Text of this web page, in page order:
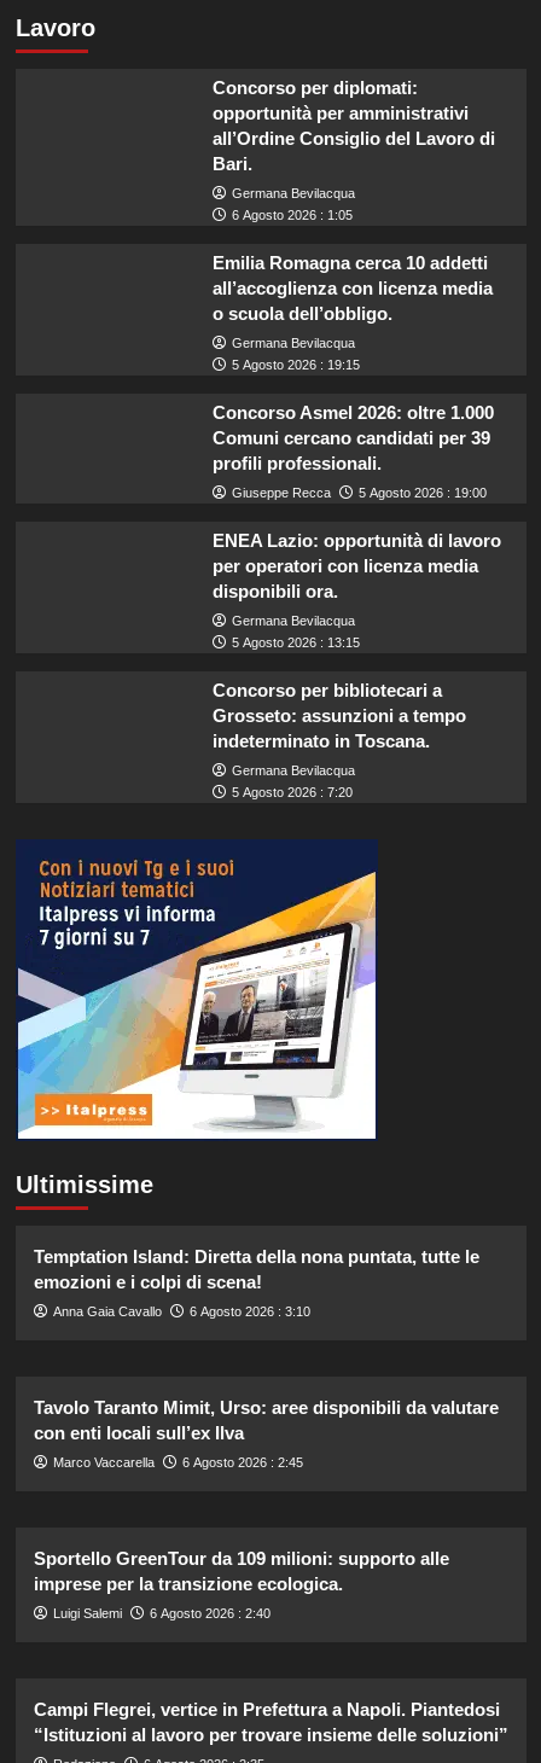
Lavoro
Concorso per diplomati:
opportunità per amministrativi
all’Ordine Consiglio del Lavoro di
Bari.
Germana Bevilacqua
6 Agosto 2026 : 1:05
Emilia Romagna cerca 10 addetti
all’accoglienza con licenza media
o scuola dell’obbligo.
Germana Bevilacqua
5 Agosto 2026 : 19:15
Concorso Asmel 2026: oltre 1.000
Comuni cercano candidati per 39
profili professionali.
Giuseppe Recca 5 Agosto 2026 : 19:00
ENEA Lazio: opportunità di lavoro
per operatori con licenza media
disponibili ora.
Germana Bevilacqua
5 Agosto 2026 : 13:15
Concorso per bibliotecari a
Grosseto: assunzioni a tempo
indeterminato in Toscana.
Germana Bevilacqua
5 Agosto 2026 : 7:20
Ultimissime
Temptation Island: Diretta della nona puntata, tutte le
emozioni e i colpi di scena!
Anna Gaia Cavallo 6 Agosto 2026 : 3:10
Tavolo Taranto Mimit, Urso: aree disponibili da valutare
con enti locali sull’ex Ilva
Marco Vaccarella 6 Agosto 2026 : 2:45
Sportello GreenTour da 109 milioni: supporto alle
imprese per la transizione ecologica.
Luigi Salemi 6 Agosto 2026 : 2:40
Campi Flegrei, vertice in Prefettura a Napoli. Piantedosi
“Istituzioni al lavoro per trovare insieme delle soluzioni”